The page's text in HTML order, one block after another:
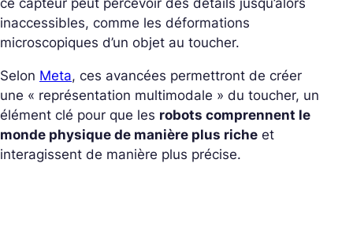
ce capteur peut percevoir des détails jusqu’alors
inaccessibles, comme les déformations
microscopiques d’un objet au toucher.
Selon Meta, ces avancées permettront de créer
une « représentation multimodale » du toucher, un
élément clé pour que les robots comprennent le
monde physique de manière plus riche et
interagissent de manière plus précise.